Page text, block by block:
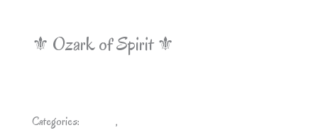
⚜ Ozark of Spirit ⚜
Categories: ,